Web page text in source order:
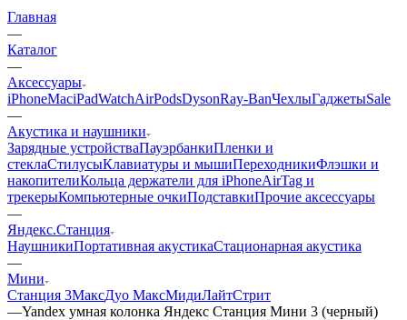
Главная
—
Каталог
—
Аксессуары
iPhoneMaciPadWatchAirPodsDysonRay-BanЧехлыГаджетыSale
—
Акустика и наушники
Зарядные устройстваПауэрбанкиПленки и
стеклаСтилусыКлавиатуры и мышиПереходникиФлэшки и
накопителиКольца держатели для iPhoneAirTag и
трекерыКомпьютерные очкиПодставкиПрочие аксессуары
—
Яндекс.Станция
НаушникиПортативная акустикаСтационарная акустика
—
Мини
Станция 3МаксДуо МаксМидиЛайтСтрит
—Yandex умная колонка Яндекс Станция Мини 3 (черный)